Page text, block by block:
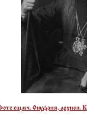
сщмч. Онуфрия, архиеп.